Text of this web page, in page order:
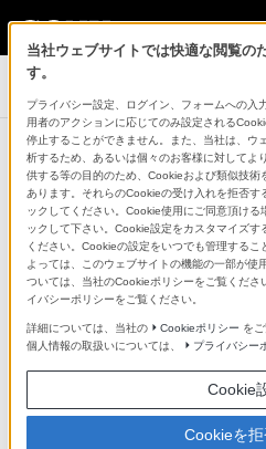
ポータブルオーディオプレー
ウォークマン®Sシ
Characters
販売を終了い
当社ウェブサイトでは快適な閲覧の
す。
プライバシー設定、ログイン、フォームへの入
用者のアクションに応じてのみ設定される
停止することができません。また、当社は、ウ
析するため、あるいは個々のお客様に対してよ
供する等の目的のため、Cookieおよび類似技
あります。それらのCookieの受け入れを拒否
ックしてください。Cookie使用にご同意頂け
ックして下さい。Cookie設定をカスタマイズ
ください。Cookieの設定をいつでも管理する
よっては、このウェブサイトの機能の一部が使
ついては、当社のCookieポリシーをご覧くださ
イバシーポリシーをご覧ください。
詳細については、当社の Cookieポリシー をご
個人情報の取扱いについては、
プライバシー
Cookie
Cookieを拒